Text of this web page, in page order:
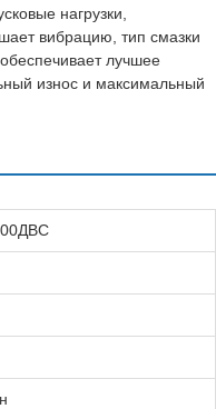
нагрузки,
вибрацию, тип смазки
лучшее
износ и максимальный